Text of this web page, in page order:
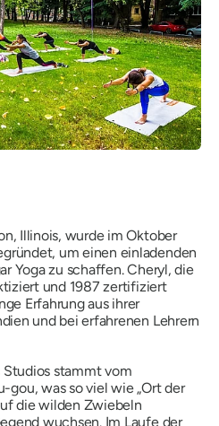
Illinois, wurde im Oktober
um einen einladenden
Yoga zu schaffen. Cheryl, die
und 1987 zertifiziert
Erfahrung aus ihrer
und bei erfahrenen Lehrern
stammt vom
gou, was so viel wie „Ort der
die wilden Zwiebeln
wuchsen. Im Laufe der